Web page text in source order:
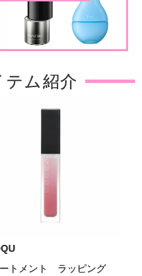
ム紹介
ートメント ラッピング